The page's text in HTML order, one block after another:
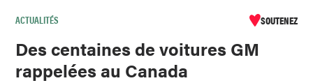
ACTUALITÉS SOUTENEZ
Des centaines de voitures GM
rappelées au Canada